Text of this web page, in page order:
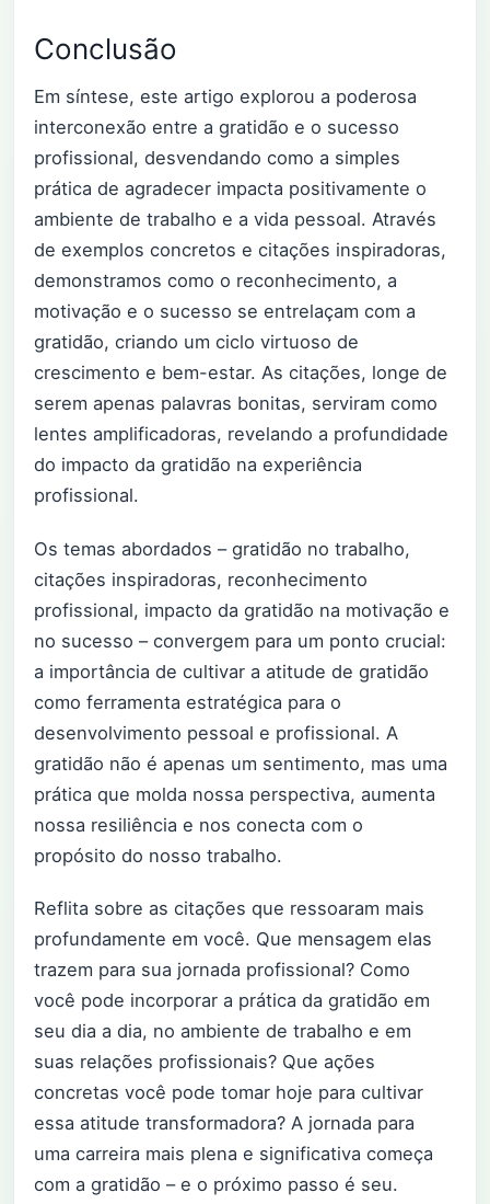
Conclusão
Em síntese, este artigo explorou a poderosa
interconexão entre a gratidão e o sucesso
profissional, desvendando como a simples
prática de agradecer impacta positivamente o
ambiente de trabalho e a vida pessoal. Através
de exemplos concretos e citações inspiradoras,
demonstramos como o reconhecimento, a
motivação e o sucesso se entrelaçam com a
gratidão, criando um ciclo virtuoso de
crescimento e bem-estar. As citações, longe de
serem apenas palavras bonitas, serviram como
lentes amplificadoras, revelando a profundidade
do impacto da gratidão na experiência
profissional.
Os temas abordados – gratidão no trabalho,
citações inspiradoras, reconhecimento
profissional, impacto da gratidão na motivação e
no sucesso – convergem para um ponto crucial:
a importância de cultivar a atitude de gratidão
como ferramenta estratégica para o
desenvolvimento pessoal e profissional. A
gratidão não é apenas um sentimento, mas uma
prática que molda nossa perspectiva, aumenta
nossa resiliência e nos conecta com o
propósito do nosso trabalho.
Reflita sobre as citações que ressoaram mais
profundamente em você. Que mensagem elas
trazem para sua jornada profissional? Como
você pode incorporar a prática da gratidão em
seu dia a dia, no ambiente de trabalho e em
suas relações profissionais? Que ações
concretas você pode tomar hoje para cultivar
essa atitude transformadora? A jornada para
uma carreira mais plena e significativa começa
com a gratidão – e o próximo passo é seu.